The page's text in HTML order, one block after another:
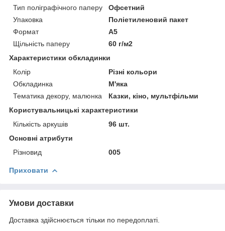
Тип поліграфічного паперу
Офсетний
Упаковка
Поліетиленовий пакет
Формат
A5
Щільність паперу
60 г/м2
Характеристики обкладинки
Колір
Різні кольори
Обкладинка
М'яка
Тематика декору, малюнка
Казки, кіно, мультфільми
Користувальницькі характеристики
Кількість аркушів
96 шт.
Основні атрибути
Різновид
005
Приховати
Умови доставки
Доставка здійснюється тільки по передоплаті.